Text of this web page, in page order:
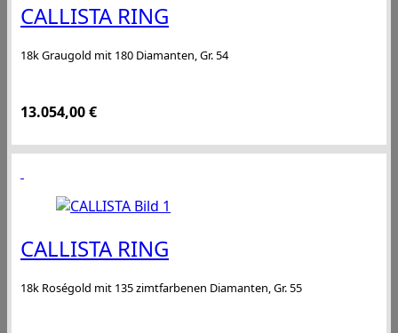
CALLISTA RING
18k Graugold mit 180 Diamanten, Gr. 54
13.054,00€
CALLISTA RING
18k Roségold mit 135 zimtfarbenen Diamanten, Gr. 55